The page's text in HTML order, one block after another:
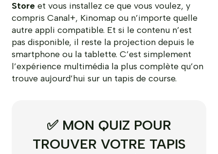
Store et vous installez ce que vous voulez, y
compris Canal+, Kinomap ou n’importe quelle
autre appli compatible. Et si le contenu n’est
pas disponible, il reste la projection depuis le
smartphone ou la tablette. C’est simplement
l’expérience multimédia la plus complète qu’on
trouve aujourd’hui sur un tapis de course.
✅ MON QUIZ POUR
TROUVER VOTRE TAPIS